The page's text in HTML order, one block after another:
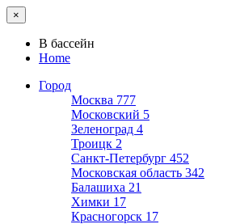
×
В бассейн
Home
Город
Москва 777
Московский 5
Зеленоград 4
Троицк 2
Санкт-Петербург 452
Московская область 342
Балашиха 21
Химки 17
Красногорск 17